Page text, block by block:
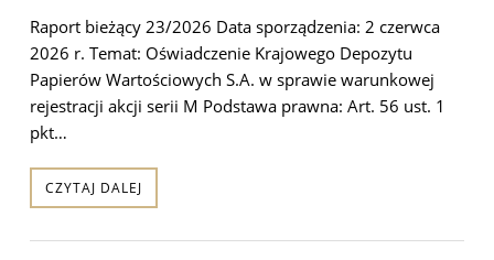
Raport bieżący 23/2026 Data sporządzenia: 2 czerwca
2026 r. Temat: Oświadczenie Krajowego Depozytu
Papierów Wartościowych S.A. w sprawie warunkowej
rejestracji akcji serii M Podstawa prawna: Art. 56 ust. 1
pkt…
CZYTAJ DALEJ